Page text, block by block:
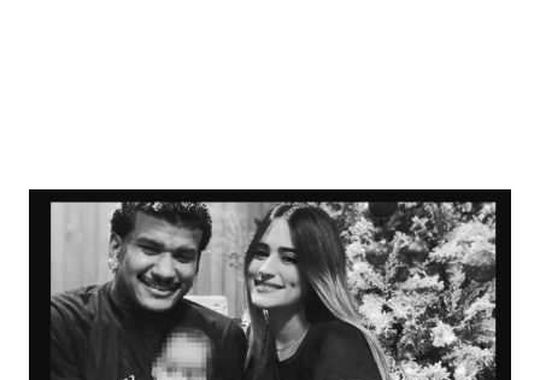
Benessere
Casa
Moda e Style
Cucina e Ricette
Consigli di Cucina
Dolci